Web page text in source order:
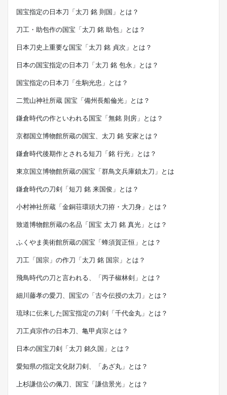
国宝指定の日本刀「太刀 銘 則国」とは？
刀工・助包作の国宝「太刀 銘 助包」とは？
日本刀史上重要な国宝「太刀 銘 貞次」とは？
日本の国宝指定の日本刀「太刀 銘 包永」とは？
国宝指定の日本刀「生駒光忠」とは？
二荒山神社所蔵 国宝「備州長船倫光」とは？
鎌倉時代の作といわれる国宝「無銘 則房」とは？
京都国立博物館所蔵の国宝、太刀 銘 安家とは？
鎌倉時代後期作とされる短刀「銘 行光」とは？
東京国立博物館所蔵の国宝「群鳥文兵庫鎖太刀」とは
鎌倉時代の刀剣「短刀 銘 来国俊」とは？
小村神社所蔵「金銅荘環頭大刀拵・大刀身」とは？
致道博物館所蔵の名品「国宝 太刀 銘 真光」とは？
ふくやま美術館所蔵の国宝「蜂須賀正恒」とは？
刀工「国宗」の作刀「太刀 銘 国宗」とは？
飛鳥時代の刀と言われる、「丙子椒林剣」とは？
細川藤孝の愛刀、国宝の「古今伝授の太刀」とは？
琉球に伝来した国宝指定の刀剣「千代金丸」とは？
刀工貞宗作の日本刀、亀甲貞宗とは？
日本の国宝刀剣「太刀 銘久国」とは？
愛知県の指定文化財刀剣、「あざ丸」とは？
上杉謙信公の佩刀、国宝「謙信景光」とは？